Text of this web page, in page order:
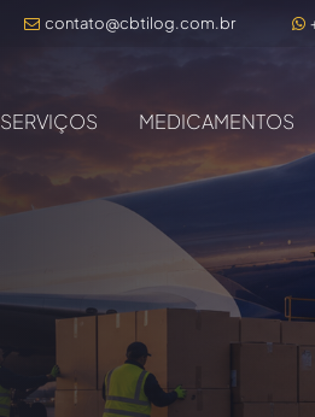
contato@cbtilog.com.br
SERVIÇOS MEDICAMENTOS